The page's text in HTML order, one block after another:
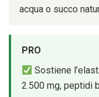
acqua o succo
PRO
Sostiene
2.500 mg, peptidi